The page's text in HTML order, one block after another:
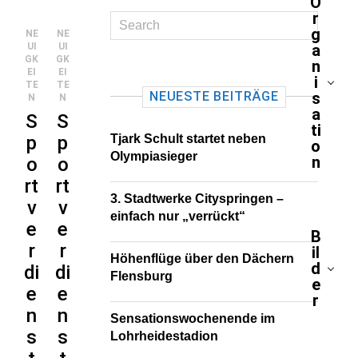
r
g
a
n
i
s
a
ti
o
n
B
il
d
e
r
NE
UI
GK
EI
TE
N
S
p
o
rt
v
e
r
di
e
n
s
NE
UI
GK
EI
TE
N
S
p
o
rt
v
e
r
di
e
n
s
NEUESTE BEITRÄGE
Tjark Schult startet neben
Olympiasieger
3. Stadtwerke Cityspringen –
einfach nur „verrückt“
Höhenflüge über den Dächern
Flensburg
Sensationswochenende im
Lohrheidestadion